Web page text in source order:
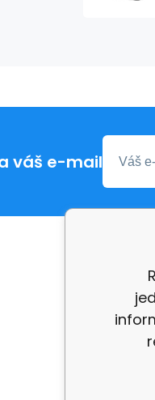
váš e-mail
Další
Recenze